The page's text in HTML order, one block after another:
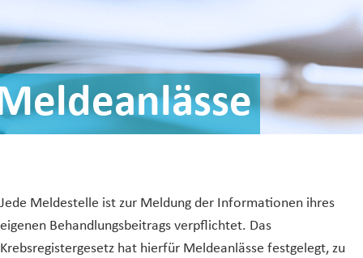
Jede Meldestelle ist zur Meldung der Informationen ihres
eigenen Behandlungsbeitrags verpflichtet. Das
Krebsregistergesetz hat hierfür Meldeanlässe festgelegt, zu